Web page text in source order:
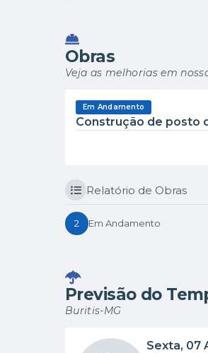
A 1ª Feira de Talentos
Obras
Veja as melhorias em
Em Andamento
Construção de posto
Relatório de Obras
2 Em Andamento
Previsão do
Buritis-MG
Sexta 07